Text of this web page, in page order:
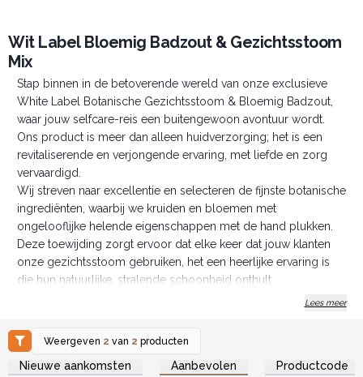
Wit Label Bloemig Badzout & Gezichtsstoom
Mix
Stap binnen in de betoverende wereld van onze exclusieve
White Label Botanische Gezichtsstoom & Bloemig Badzout,
waar jouw selfcare-reis een buitengewoon avontuur wordt.
Ons product is meer dan alleen huidverzorging; het is een
revitaliserende en verjongende ervaring, met liefde en zorg
vervaardigd.
Wij streven naar excellentie en selecteren de fijnste botanische
ingrediënten, waarbij we kruiden en bloemen met
ongelooflijke helende eigenschappen met de hand plukken.
Deze toewijding zorgt ervoor dat elke keer dat jouw klanten
onze gezichtsstoom gebruiken, het een heerlijke ervaring is
die hun natuurlijke, stralende schoonheid onthult.
worden geopend om de goedheid van botanische
ingrediënten diep te laten doordringen. Een prachtige
symfonie van zorgvuldig geselecteerde kruiden en bloemen
Lees meer
Weergeven 2 van 2 producten
Nieuwe aankomsten Aanbevolen Productcode
Log in of registreer u voor
groothandelsprijzen.
Log in of registreer u voor
groothandelsprijzen.